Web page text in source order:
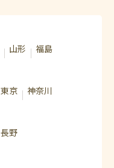
山形 福島
東京 神奈川
長野